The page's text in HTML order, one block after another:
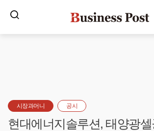
시장과머니 공시
현대에너지솔루션, 태양광